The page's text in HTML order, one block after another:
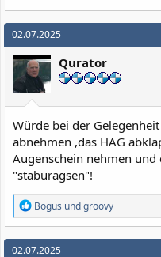
02.07.2025
Qurator
Würde bei der
abnehmen ,das HAG
Augenschein nehmen
"staburagsen"!
R
e
a
k
Bogus undgroovy
02.07.2025